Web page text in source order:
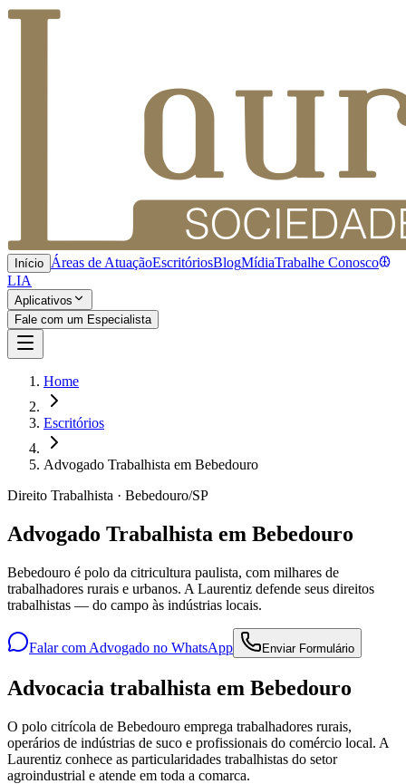
Início Áreas de AtuaçãoEscritóriosBlogMídiaTrabalhe Conosco
LIA
Aplicativos
Fale com um Especialista
Home
Escritórios
Advogado Trabalhista em Bebedouro
Direito Trabalhista · Bebedouro/SP
Advogado Trabalhista em Bebedouro
Bebedouro é polo da citricultura paulista, com milhares de
trabalhadores rurais e urbanos. A Laurentiz defende seus direitos
trabalhistas — do campo às indústrias locais.
Falar com Advogado no WhatsApp Enviar Formulário
Advocacia trabalhista em Bebedouro
O polo citrícola de Bebedouro emprega trabalhadores rurais,
operários de indústrias de suco e profissionais do comércio local. A
Laurentiz conhece as particularidades trabalhistas do setor
agroindustrial e atende em toda a comarca.